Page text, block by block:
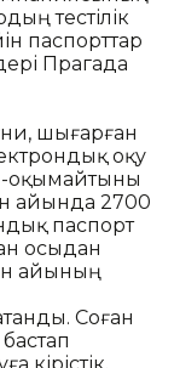
тестілік
паспорттар
Прагада
шығарған
оқу
оқымайтыны
айында 2700
паспорт
осыдан
айының
Соған
кірістік.